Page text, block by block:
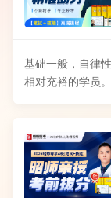
基础一般，自律
相对充裕的学员。